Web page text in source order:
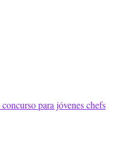
para jóvenes chefs